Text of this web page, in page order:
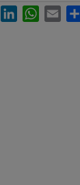
FacebookLinkedInWhatsApp
Email